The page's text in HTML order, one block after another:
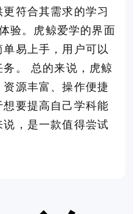
符合其需求的学习
验。虎鲸爱学的界面
易上手，用户可以
。 总的来说，虎鲸
源丰富、操作便捷
要提高自己学科能
，是一款值得尝试